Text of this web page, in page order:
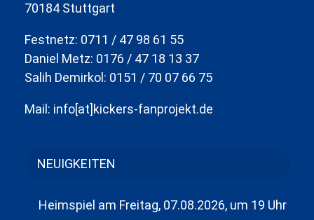
70184 Stuttgart
Festnetz: 0711 / 47 98 61 55
Daniel Metz: 0176 / 47 18 13 37
Salih Demirkol: 0151 / 70 07 66 75
Mail: info[at]kickers-fanprojekt.de
NEUIGKEITEN
Heimspiel am Freitag, 07.08.2026, um 19 Uhr